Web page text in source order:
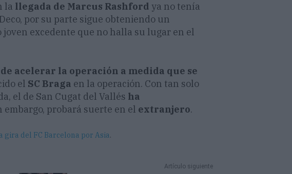
la llegada de Marcus Rashford ya no tenía
por su parte sigue obteniendo un
excedente que no halla su lugar en el
acelerar la operación a medida que se
el SC Braga en la operación. Con tan solo
el de San Cugat del Vallés ha
embargo, probará suerte en el extranjero.
gira del FC Barcelona por Asia.
Artículo siguiente